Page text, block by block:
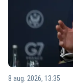
8 aug. 2026, 13:35